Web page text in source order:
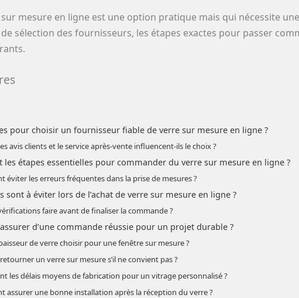
sur mesure en ligne est une option pratique mais qui nécessite
sélection des fournisseurs, les étapes exactes pour passer
pour choisir un fournisseur fiable de verre sur mesure en ligne ?
avis clients et le service après-vente influencent-ils le choix ?
les étapes essentielles pour commander du verre sur mesure en ligne ?
éviter les erreurs fréquentes dans la prise de mesures ?
sont à éviter lors de l’achat de verre sur mesure en ligne ?
faire avant de finaliser la commande ?
d’une commande réussie pour un projet durable ?
de verre choisir pour une fenêtre sur mesure ?
un verre sur mesure s’il ne convient pas ?
les délais moyens de fabrication pour un vitrage personnalisé ?
assurer une bonne installation après la réception du verre ?